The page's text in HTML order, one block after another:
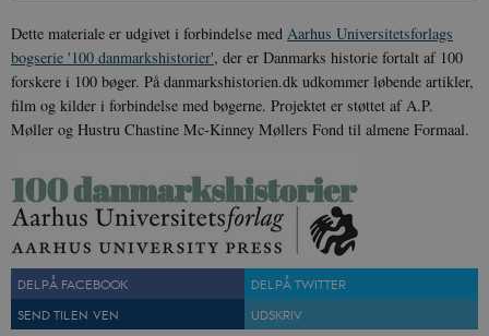
Dette materiale er udgivet i forbindelse med Aarhus Universitetsforlags
bogserie '100 danmarkshistorier', der er Danmarks historie fortalt af 100
forskere i 100 bøger. På danmarkshistorien.dk udkommer løbende artikler,
film og kilder i forbindelse med bøgerne. Projektet er støttet af A.P.
Møller og Hustru Chastine Mc-Kinney Møllers Fond til almene Formaal.
DEL PÅ FACEBOOK
DEL PÅ TWITTER
SEND TIL EN VEN
UDSKRIV
sp_landing
Spotify Inc.
.spotify.com
1 dag
JSESSIONID
Oracle Corporation
.nr-data.net